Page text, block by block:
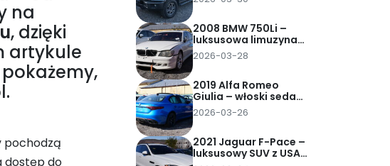
na
, dzięki
artykule
pochodzą
dostęp do
rodzinne SUV-y z USA
2008 BMW 750Li –
luksusowa limuzyna
sprowadzona z
Dubaju za 25 tys. zł
2026-03-28
2019 Alfa Romeo
Giulia – włoski sedan
z charakterem
sprowadzony z USA
2026-03-26
2021 Jaguar F-Pace –
luksusowy SUV z USA